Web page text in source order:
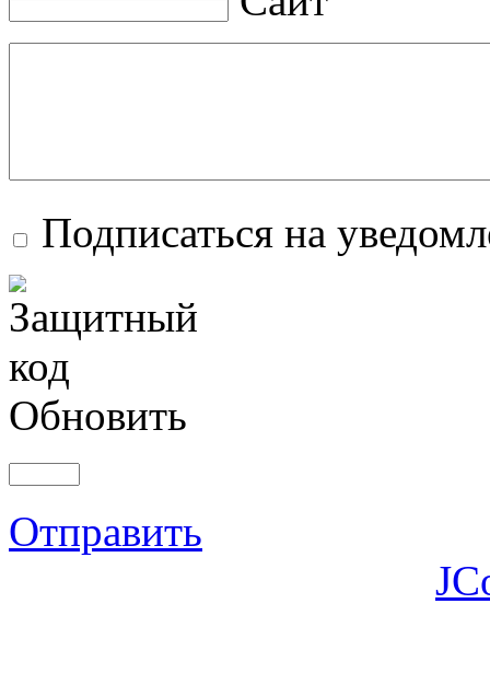
Подписаться на
Обновить
Отправить